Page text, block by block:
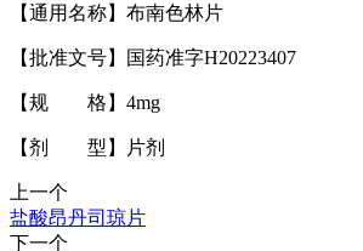
【通用名称】布南色林片
【批准文号】国药准字H20223407
【规 格】4mg
【剂 型】片剂
上一个
盐酸昂丹司琼片
下一个